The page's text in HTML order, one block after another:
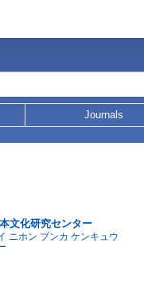
Journals
文化研究センター
ニホン ブンカ ケンキュウ